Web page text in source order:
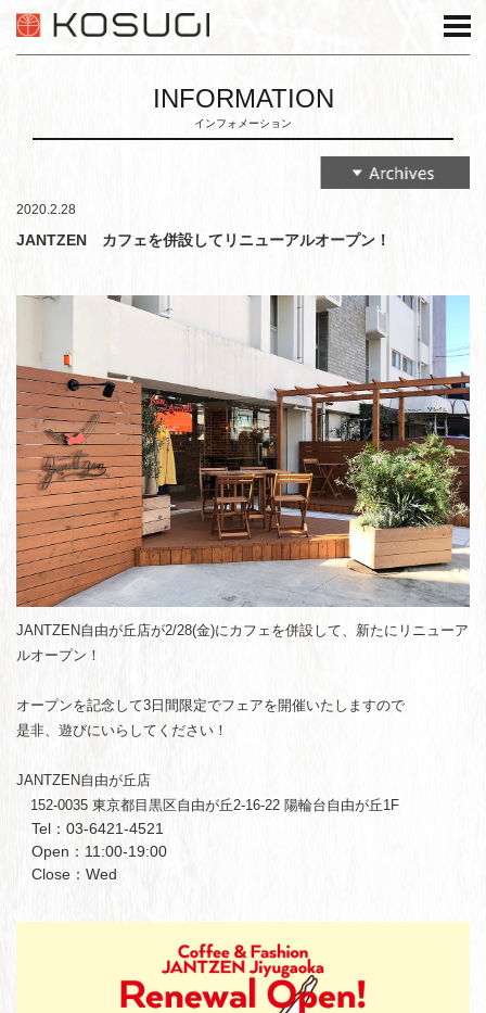
INFORMATION
インフォメーション
2020.2.28
JANTZEN カフェを併設してリニューアルオープン！
JANTZEN自由が丘店が2/28(金)にカフェを併設して、新たにリニューア
ルオープン！
オープンを記念して3日間限定でフェアを開催いたしますので
是非、遊びにいらしてください！
JANTZEN自由が丘店
152-0035 東京都目黒区自由が丘2-16-22 陽輪台自由が丘1F
Tel：03-6421-4521
Open：11:00-19:00
Close：Wed